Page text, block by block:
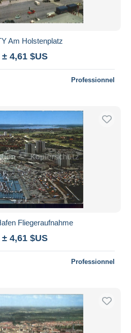
Am Holstenplatz
± 4,61 $US
Professionnel
Fliegeraufnahme
± 4,61 $US
Professionnel